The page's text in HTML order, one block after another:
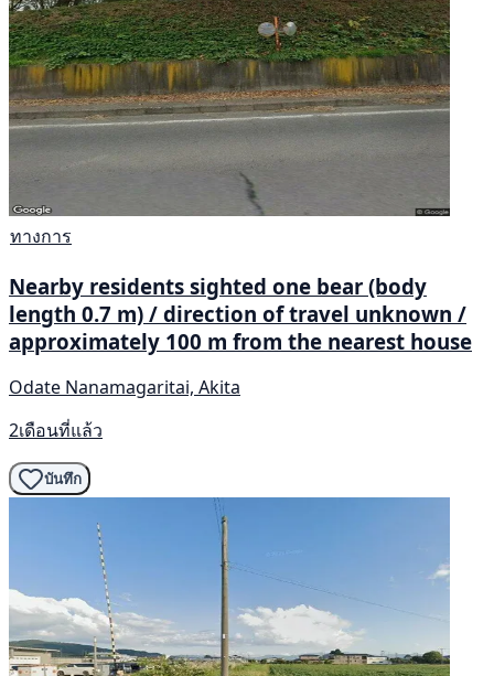
ทางการ
Nearby residents sighted one bear (body
length 0.7 m) / direction of travel unknown /
approximately 100 m from the nearest house
Odate Nanamagaritai, Akita
2เดือนที่แล้ว
บันทึก